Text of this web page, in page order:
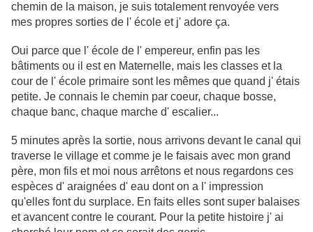
chemin de la maison, je suis totalement renvoyée vers
mes propres sorties de l' école et j' adore ça.
Oui parce que l' école de l' empereur, enfin pas les
bâtiments ou il est en Maternelle, mais les classes et la
cour de l' école primaire sont les mêmes que quand j' étais
petite. Je connais le chemin par coeur, chaque bosse,
chaque banc, chaque marche d' escalier...
5 minutes après la sortie, nous arrivons devant le canal qui
traverse le village et comme je le faisais avec mon grand
père, mon fils et moi nous arrêtons et nous regardons ces
espèces d' araignées d' eau dont on a l' impression
qu'elles font du surplace. En faits elles sont super balaises
et avancent contre le courant. Pour la petite histoire j' ai